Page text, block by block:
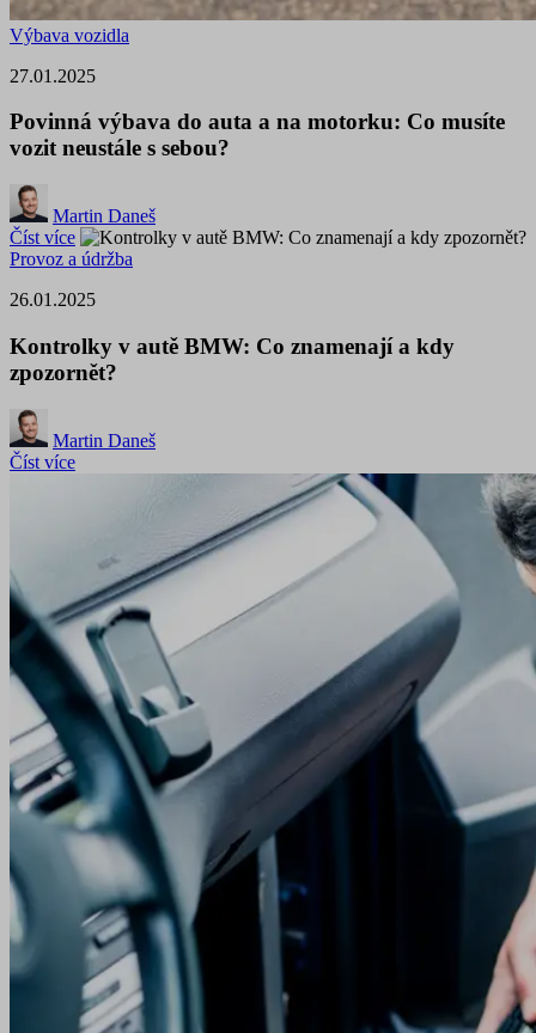
Výbava vozidla
27.01.2025
Povinná výbava do auta a na motorku: Co musíte
vozit neustále s sebou?
Martin Daneš
Číst více
Provoz a údržba
26.01.2025
Kontrolky v autě BMW: Co znamenají a kdy
zpozornět?
Martin Daneš
Číst více